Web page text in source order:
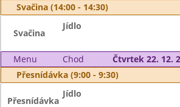
Svačina (14:00 - 14:30)
Svačina
Jídlo
Menu Chod
Čtvrtek 22. 12.
Přesnídávka (9:00 - 9:30)
Přesnídávka
Jídlo